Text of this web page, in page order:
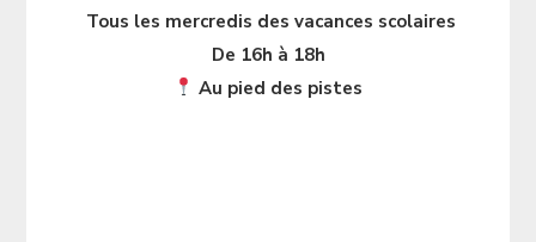
Tous les mercredis des vacances scolaires
De 16h à 18h
Au pied des pistes